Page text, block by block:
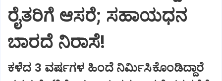
ರೈತರಿಗೆ ಆಸರೆ; ಸಹಾಯಧನ
ಬಾರದೆ ನಿರಾಸೆ!
ಕಳೆದ 3 ವರ್ಷಗಳ ಹಿಂದೆ ನಿರ್ಮಿಸಿಕೊಂಡಿದ್ದಾರೆ